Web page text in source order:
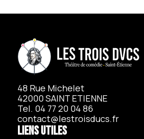
48 Rue Michelet
42000 SAINT ETIENNE
Tel. 04 77 20 04 86
contact@lestroisducs.fr
Liens utiles